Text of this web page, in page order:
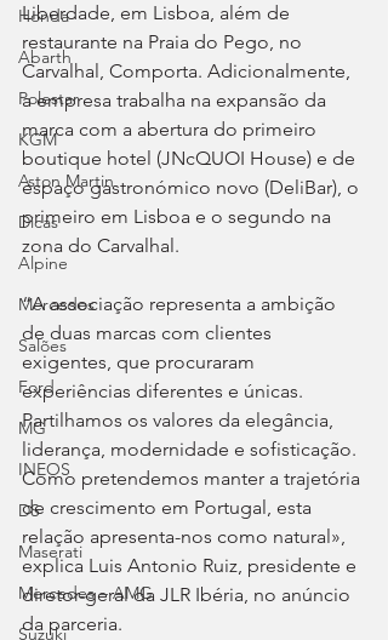
Honda
Abarth
Polestar
KGM
Aston Martin
Dicas
Alpine
Mercedes
Salões
Ford
MG
INEOS
DS
Maserati
Mercedes – AMG
Suzuki
Liberdade, em Lisboa, além de
restaurante na Praia do Pego, no
Carvalhal, Comporta. Adicionalmente,
a empresa trabalha na expansão da
marca com a abertura do primeiro
boutique hotel (JNcQUOI House) e de
espaço gastronómico novo (DeliBar), o
primeiro em Lisboa e o segundo na
zona do Carvalhal.
“A associação representa a ambição
de duas marcas com clientes
exigentes, que procuraram
experiências diferentes e únicas.
Partilhamos os valores da elegância,
liderança, modernidade e sofisticação.
Como pretendemos manter a trajetória
de crescimento em Portugal, esta
relação apresenta-nos como natural»,
explica Luis Antonio Ruiz, presidente e
diretor-geral da JLR Ibéria, no anúncio
da parceria.